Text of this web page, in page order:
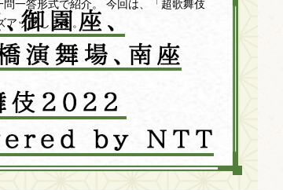
一答形式で紹介。 今回は、「超歌舞伎
アップします。